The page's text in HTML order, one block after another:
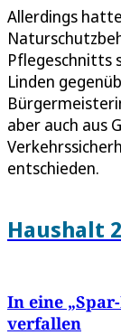
Allerdings
Pflegeschnitts
Linden
aber auch aus
entschieden.
Haushalt
In eine
verfallen